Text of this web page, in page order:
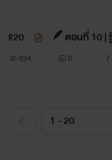
#20
🪶ตอนที่ 10 |
2)
824 0